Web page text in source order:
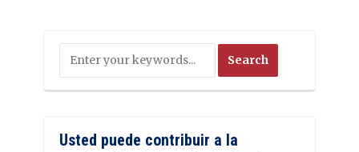
Usted puede contribuir a la